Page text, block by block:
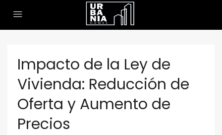
Impacto de la Ley de
Vivienda: Reducción de
Oferta y Aumento de
Precios